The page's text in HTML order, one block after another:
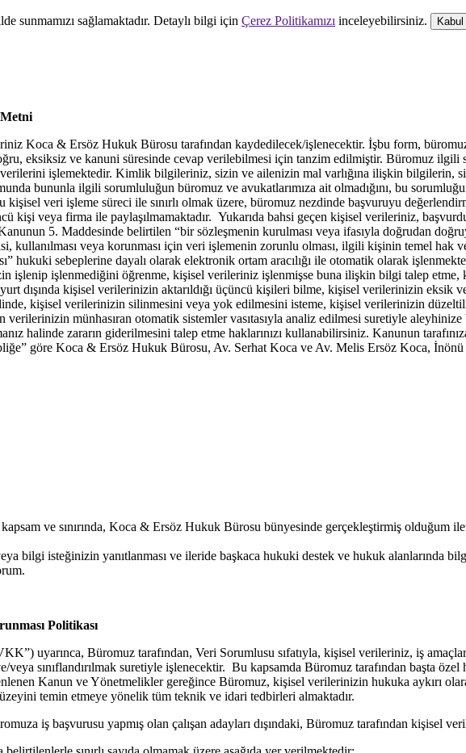
sunmamızı sağlamaktadır. Detaylı bilgi için Çerez Politikamızı inceleyebilirsiniz.
Koca & Ersöz Hukuk Bürosu tarafından kaydedilecek/işlenecektir. İşbu form,
eksiksiz ve kanuni süresinde cevap verilebilmesi için tanzim edilmiştir. Büromuz
işlemektedir. Kimlik bilgileriniz, sizin ve ailenizin mal varlığına ilişkin bilgilerin,
bununla ilgili sorumluluğun büromuz ve avukatlarımıza ait olmadığını, bu
kişisel veri işleme süreci ile sınırlı olmak üzere, büromuz nezdinde başvuruyu
kişi veya firma ile paylaşılmamaktadır. Yukarıda bahsi geçen kişisel verileriniz,
5. Maddesinde belirtilen “bir sözleşmenin kurulması veya ifasıyla doğrudan
kullanılması veya korunması için veri işlemenin zorunlu olması, ilgili kişinin temel hak
hukuki sebeplerine dayalı olarak elektronik ortam aracılığı ile otomatik olarak
işlenip işlenmediğini öğrenme, kişisel verileriniz işlenmişse buna ilişkin bilgi talep etme,
dışında kişisel verilerinizin aktarıldığı üçüncü kişileri bilme, kişisel verilerinizin eksik
kişisel verilerinizin silinmesini veya yok edilmesini isteme, kişisel verilerinizin
verilerinizin münhasıran otomatik sistemler vasıtasıyla analiz edilmesi suretiyle
halinde zararın giderilmesini talep etme haklarınızı kullanabilirsiniz. Kanunun
göre Koca & Ersöz Hukuk Bürosu, Av. Serhat Koca ve Av. Melis Ersöz Koca,
ve sınırında, Koca & Ersöz Hukuk Bürosu bünyesinde gerçekleştirmiş olduğum
bilgi isteğinizin yanıtlanması ve ileride başkaca hukuki destek ve hukuk alanlarında
Politikası
uyarınca, Büromuz tarafından, Veri Sorumlusu sıfatıyla, kişisel verileriniz, iş
sınıflandırılmak suretiyle işlenecektir. Bu kapsamda Büromuz tarafından başta
Kanun ve Yönetmelikler gereğince Büromuz, kişisel verilerinizin hukuka aykırı
temin etmeye yönelik tüm teknik ve idari tedbirleri almaktadır.
iş başvurusu yapmış olan çalışan adayları dışındaki, Büromuz tarafından kişisel